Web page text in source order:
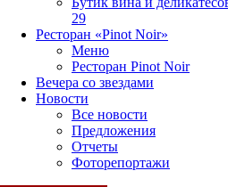
29
Ресторан «Pinot Noir»
Меню
Ресторан Pinot Noir
Вечера со звездами
Новости
Все новости
Предложения
Отчеты
Фоторепортажи